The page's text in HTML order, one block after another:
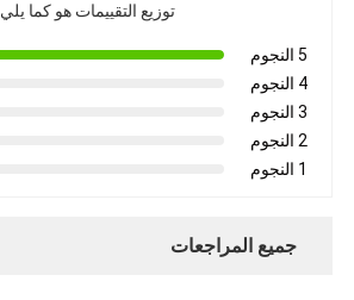
توزيع التقييمات هو كما يلي
5 النجوم
4 النجوم
3 النجوم
2 النجوم
1 النجوم
جميع المراجعات